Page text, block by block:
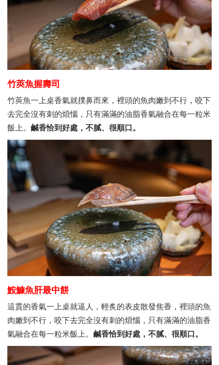
竹莢魚握壽司
竹莢魚一上桌香氣就撲鼻而來，裡頭的魚肉嫩到不行，咬下
去完全沒有刺的煩惱，只有滿滿的油脂香氣融合在每一粒米
飯上。 鹹香恰到好處，不膩、很順口。
鮟鱇魚肝最中餅
這貫的香氣一上桌就逼人，輕炙的表皮散發焦香，裡頭的魚
肉嫩到不行，咬下去完全沒有刺的煩惱，只有滿滿的油脂香
氣融合在每一粒米飯上。 鹹香恰到好處，不膩、很順口。